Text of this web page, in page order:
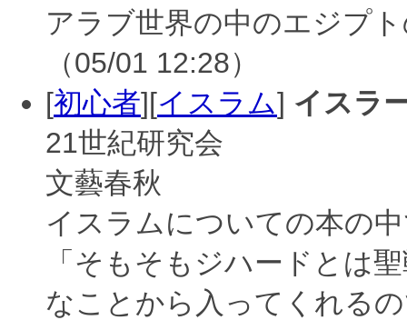
アラブ世界の中のエジプ
（05/01 12:28）
[初心者][イスラム] イスラ
21世紀研究会
文藝春秋
イスラムについての本の
「そもそもジハードとは
なことから入ってくれる